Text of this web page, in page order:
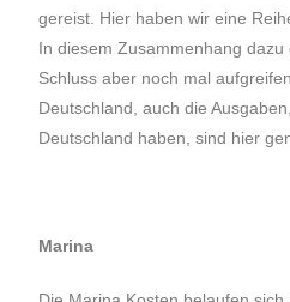
gereist. Hier haben wir eine
In diesem Zusammenhang
Schluss aber noch mal
Deutschland, auch die
Deutschland haben, sind hier
Marina